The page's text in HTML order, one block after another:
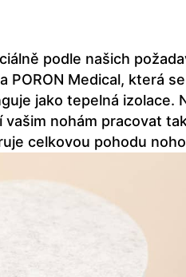
podle našich
Medical, která
jako tepelná izolace.
nohám pracovat
celkovou pohodu